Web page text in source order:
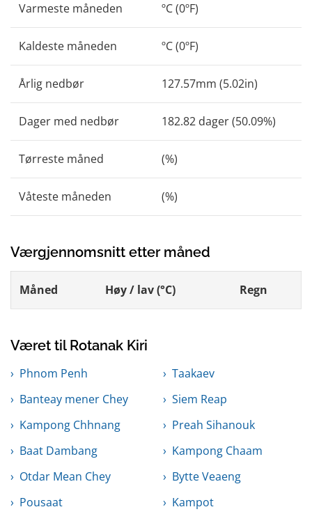
Varmeste måneden ºC (0ºF)
Kaldeste måneden ºC (0ºF)
Årlig nedbør 127.57mm (5.02in)
Dager med nedbør 182.82 dager (50.09%)
Tørreste måned (%)
Våteste måneden (%)
Værgjennomsnitt etter måned
Måned Høy / lav (°C) Regn
Været til Rotanak Kiri
Phnom Penh
Taakaev
Banteay mener Chey
Siem Reap
Kampong Chhnang
Preah Sihanouk
Baat Dambang
Kampong Chaam
Otdar Mean Chey
Bytte Veaeng
Pousaat
Kampot